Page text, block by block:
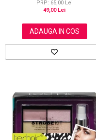
PRP: 65,00 Lei
49,00 Lei
ADAUGA IN COS